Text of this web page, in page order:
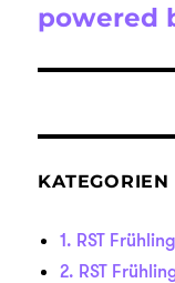
Beitrag:
powered
KATEGORIEN
1. RST
2. RST